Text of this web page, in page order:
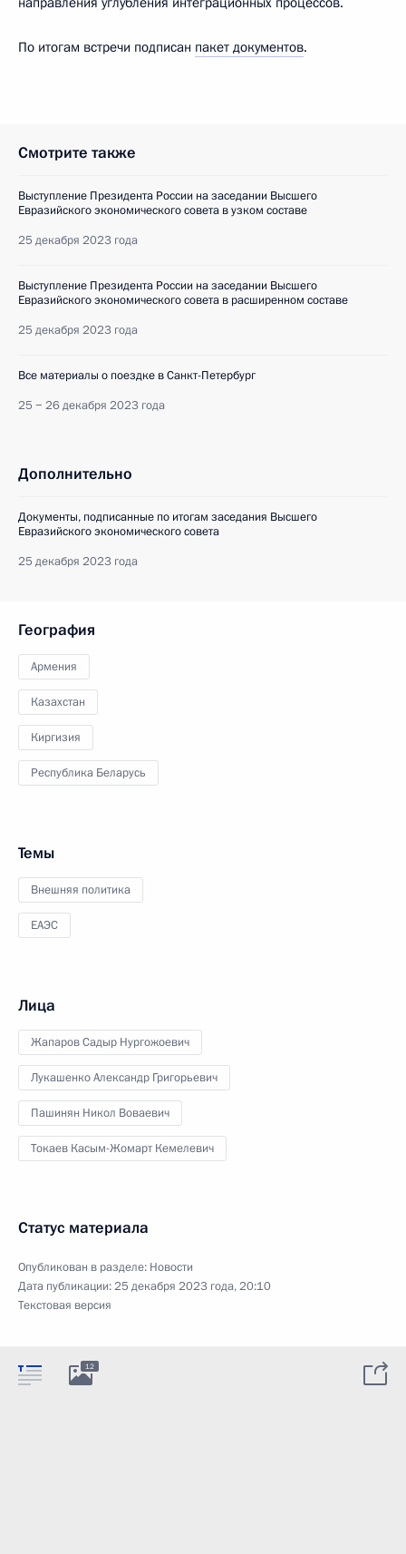
По итогам встречи подписан пакет документов.
Смотрите также
Выступление Президента России на заседании Высшего
Евразийского экономического совета в узком составе
25 декабря 2023 года
Выступление Президента России на заседании Высшего
Евразийского экономического совета в расширенном составе
25 декабря 2023 года
Все материалы о поездке в Санкт-Петербург
25 − 26 декабря 2023 года
Дополнительно
Документы, подписанные по итогам заседания Высшего
Евразийского экономического совета
25 декабря 2023 года
География
Армения
Казахстан
Киргизия
Республика Беларусь
Темы
Внешняя политика
ЕАЭС
Лица
Жапаров Садыр Нургожоевич
Лукашенко Александр Григорьевич
Пашинян Никол Воваевич
Токаев Касым-Жомарт Кемелевич
Статус материала
Опубликован в разделе: Новости
Дата публикации:25 декабря 2023 года, 20:10
Текстовая версия
12